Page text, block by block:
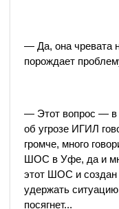
— Да, она чревата
порождает
— Этот вопрос —
об угрозе ИГИЛ
громче, много
ШОС в Уфе, да и
этот ШОС и создан
удержать
посягнет...